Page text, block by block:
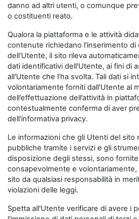
danno ad altri utenti, o comunque
o costituenti reato.
Qualora la piattaforma e le attività
contenute richiedano l'inserimento di
dell’Utente, il sito rileva
dati identificativi dell'Utente, ai fini di
all'Utente che l’ha svolta. Tali dati si
volontariamente forniti dall'Utente al
dell’effettuazione dell’attività in
contestualmente conferma di aver
dell'informativa privacy.
Le informazioni che gli Utenti del sito
pubbliche tramite i servizi e gli
disposizione degli stessi, sono
consapevolmente e
sito da qualsiasi responsabilità in
violazioni delle leggi.
Spetta all'Utente verificare di avere i